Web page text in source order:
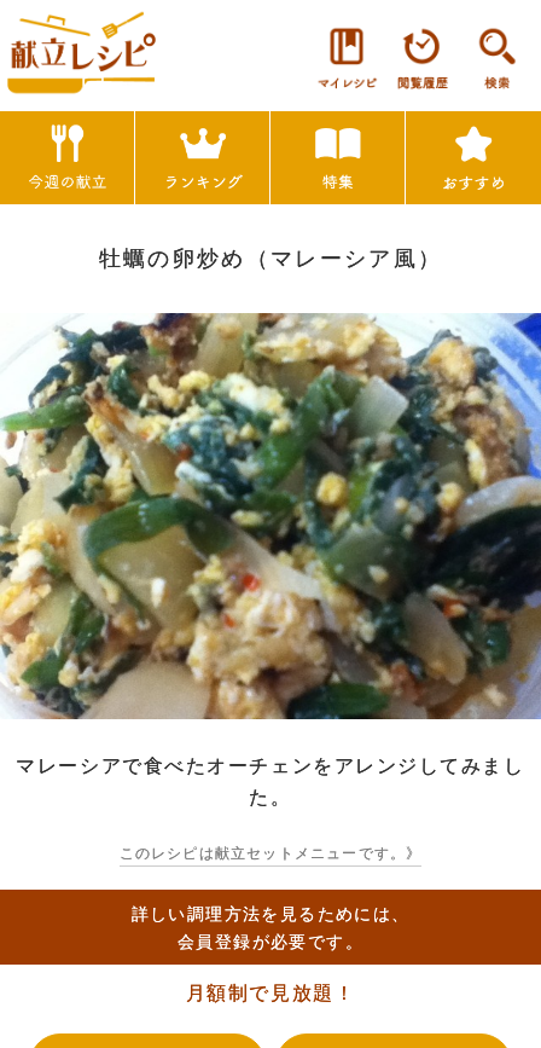
牡蠣の卵炒め（マレーシア風）
マレーシアで食べたオーチェンをアレンジしてみまし
た。
このレシピは献立セットメニューです。》
詳しい調理方法を見るためには、
会員登録が必要です。
月額制で見放題！